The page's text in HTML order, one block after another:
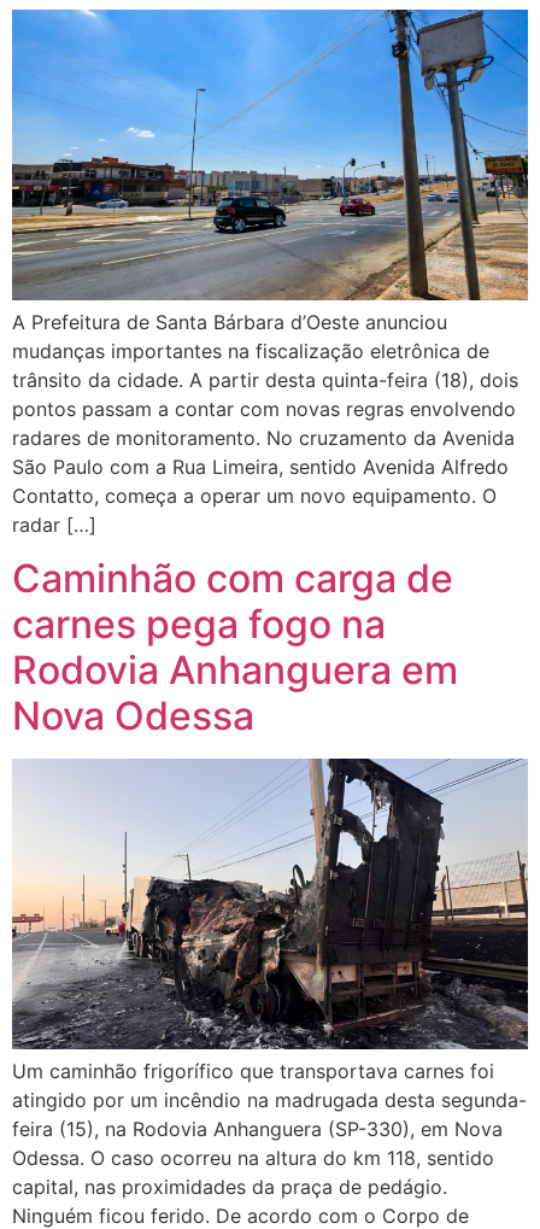
A Prefeitura de Santa Bárbara d’Oeste anunciou
mudanças importantes na fiscalização eletrônica de
trânsito da cidade. A partir desta quinta-feira (18), dois
pontos passam a contar com novas regras envolvendo
radares de monitoramento. No cruzamento da Avenida
São Paulo com a Rua Limeira, sentido Avenida Alfredo
Contatto, começa a operar um novo equipamento. O
radar […]
Caminhão com carga de
carnes pega fogo na
Rodovia Anhanguera em
Nova Odessa
Um caminhão frigorífico que transportava carnes foi
atingido por um incêndio na madrugada desta segunda-
feira (15), na Rodovia Anhanguera (SP-330), em Nova
Odessa. O caso ocorreu na altura do km 118, sentido
capital, nas proximidades da praça de pedágio.
Ninguém ficou ferido. De acordo com o Corpo de